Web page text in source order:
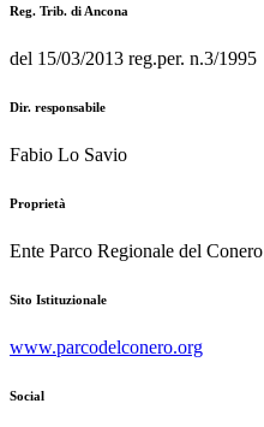
Reg. Trib. di Ancona
del 15/03/2013 reg.per. n.3/1995
Dir. responsabile
Fabio Lo Savio
Proprietà
Ente Parco Regionale del Conero
Sito Istituzionale
www.parcodelconero.org
Social